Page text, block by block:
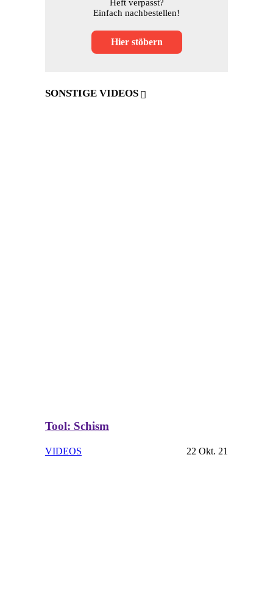
Heft verpasst?
Einfach nachbestellen!
Hier stöbern
SONSTIGE VIDEOS
Tool: Schism
VIDEOS 22 Okt. 21